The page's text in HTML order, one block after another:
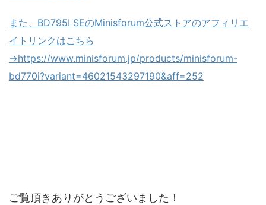
また、BD795I SEのMinisforum公式ストアのアフィリエ
イトリンクはこちら
→https://www.minisforum.jp/products/minisforum-
bd770i?variant=46021543297190&aff=252
ご覧頂きありがとうございました！